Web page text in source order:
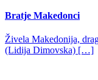
Bratje Makedonci
Živela Makedonija,
(Lidija Dimovska) […]